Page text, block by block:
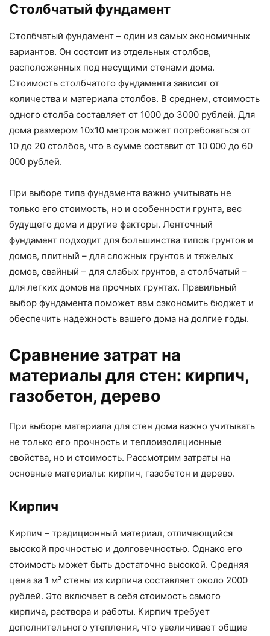
Столбчатый фундамент
Столбчатый фундамент – один из самых экономичных
вариантов. Он состоит из отдельных столбов,
расположенных под несущими стенами дома.
Стоимость столбчатого фундамента зависит от
количества и материала столбов. В среднем, стоимость
одного столба составляет от 1000 до 3000 рублей. Для
дома размером 10х10 метров может потребоваться от
10 до 20 столбов, что в сумме составит от 10 000 до 60
000 рублей.
При выборе типа фундамента важно учитывать не
только его стоимость, но и особенности грунта, вес
будущего дома и другие факторы. Ленточный
фундамент подходит для большинства типов грунтов и
домов, плитный – для сложных грунтов и тяжелых
домов, свайный – для слабых грунтов, а столбчатый –
для легких домов на прочных грунтах. Правильный
выбор фундамента поможет вам сэкономить бюджет и
обеспечить надежность вашего дома на долгие годы.
Сравнение затрат на
материалы для стен: кирпич,
газобетон, дерево
При выборе материала для стен дома важно учитывать
не только его прочность и теплоизоляционные
свойства, но и стоимость. Рассмотрим затраты на
основные материалы: кирпич, газобетон и дерево.
Кирпич
Кирпич – традиционный материал, отличающийся
высокой прочностью и долговечностью. Однако его
стоимость может быть достаточно высокой. Средняя
цена за 1 м² стены из кирпича составляет около 2000
рублей. Это включает в себя стоимость самого
кирпича, раствора и работы. Кирпич требует
дополнительного утепления, что увеличивает общие